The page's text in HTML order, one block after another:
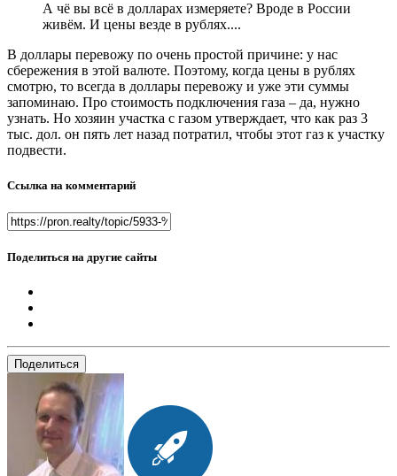
А чё вы всё в долларах измеряете? Вроде в России
живём. И цены везде в рублях....
В доллары перевожу по очень простой причине: у нас
сбережения в этой валюте. Поэтому, когда цены в рублях
смотрю, то всегда в доллары перевожу и уже эти суммы
запоминаю. Про стоимость подключения газа – да, нужно
узнать. Но хозяин участка с газом утверждает, что как раз 3
тыс. дол. он пять лет назад потратил, чтобы этот газ к участку
подвести.
Ссылка на комментарий
Поделиться на другие сайты
Поделиться